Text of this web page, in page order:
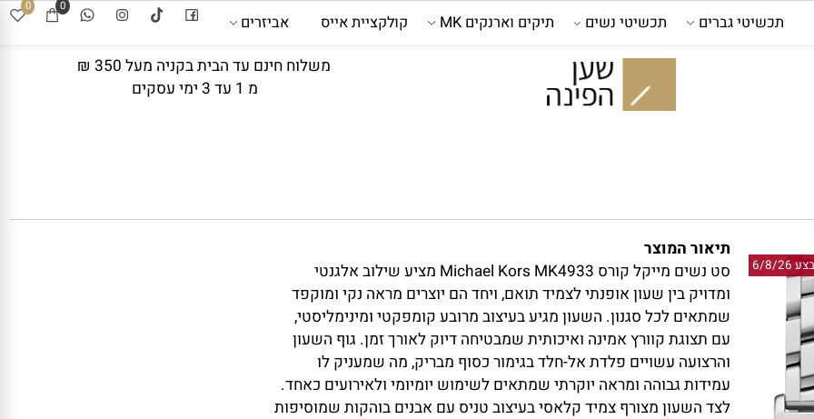
משלוח חינם עד הבית בקניה מעל 350 ₪
מ 1 עד 3 ימי עסקים
0 0
גברים תכשיטי נשים תיקים וארנקים MK קולקציית אייס אביזרים
תיאור המוצר
סט נשים מייקל קורס Michael Kors MK4933 מציע שילוב אלגנטי
ומדויק בין שעון אופנתי לצמיד תואם, ויחד הם יוצרים מראה נקי ומוקפד
שמתאים לכל סגנון. השעון מגיע בעיצוב מרובע קומפקטי ומינימליסטי,
עם תצוגת קוורץ אמינה ואיכותית שמבטיחה דיוק לאורך זמן. גוף השעון
והרצועה עשויים פלדת אל-חלד בגימור כסוף מבריק, מה שמעניק לו
עמידות גבוהה ומראה יוקרתי שמתאים לשימוש יומיומי ולאירועים כאחד.